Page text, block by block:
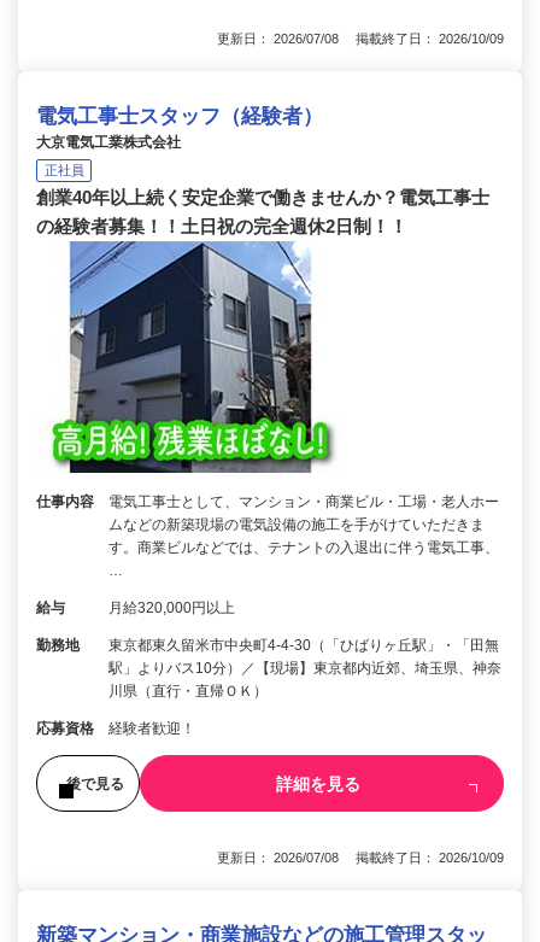
更新日： 2026/07/08 掲載終了日： 2026/10/09
電気工事士スタッフ（経験者）
大京電気工業株式会社
正社員
創業40年以上続く安定企業で働きませんか？電気工事士
の経験者募集！！土日祝の完全週休2日制！！
仕事内容
電気工事士として、マンション・商業ビル・工場・老人ホー
ムなどの新築現場の電気設備の施工を手がけていただきま
す。商業ビルなどでは、テナントの入退出に伴う電気工事、
…
給与 月給320,000円以上
勤務地
東京都東久留米市中央町4-4-30（「ひばりヶ丘駅」・「田無
駅」よりバス10分）／【現場】東京都内近郊、埼玉県、神奈
川県（直行・直帰ＯＫ）
応募資格 経験者歓迎！
後で見る 詳細を見る
更新日： 2026/07/08 掲載終了日： 2026/10/09
新築マンション・商業施設などの施工管理スタッ